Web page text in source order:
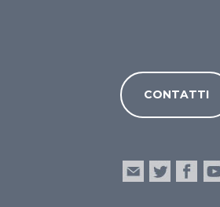
CONTATTI